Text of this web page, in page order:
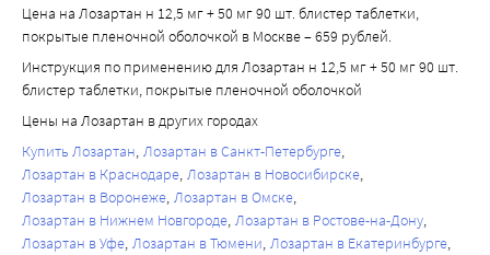
(волчаночноподобный синдром);
• уменьшение количества тромбоцитов
(тромбоцитопения);
• беспокойство;
• нарушение вкуса (дисгевзия);
горизонтального положения в вертикальное
(дозозависимые ортостатические эффекты);
• воспаление поджелудочной железы (панкреатит);
• воспаление пищевода, сопровождающееся изжогой,
давления. Не следует принимать алкоголь во время
лечения препаратом Лозартан Н.
Во время лечения следует избегать употребления
грейпфрутового сока, так как возможно снижение
Цена на Лозартан н 12,5 мг + 50 мг 90 шт. блистер таблетки,
покрытые пленочной оболочкой в Москве – 659 рублей.
Инструкция по применению для Лозартан н 12,5 мг + 50 мг 90 шт.
блистер таблетки, покрытые пленочной оболочкой
Цены на Лозартан в других городах
Купить Лозартан Лозартан в Санкт-Петербурге
Лозартан в Краснодаре Лозартан в Новосибирске
Лозартан в Воронеже Лозартан в Омске
Лозартан в Нижнем Новгороде Лозартан в Ростове-на-Дону
Лозартан в Уфе Лозартан в Тюмени Лозартан в Екатеринбурге